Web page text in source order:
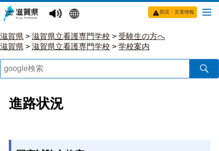
防災・災害情報
滋賀県 > 滋賀県立看護専門学校 > 受験生の方へ
滋賀県 > 滋賀県立看護専門学校 > 学校案内
進路状況